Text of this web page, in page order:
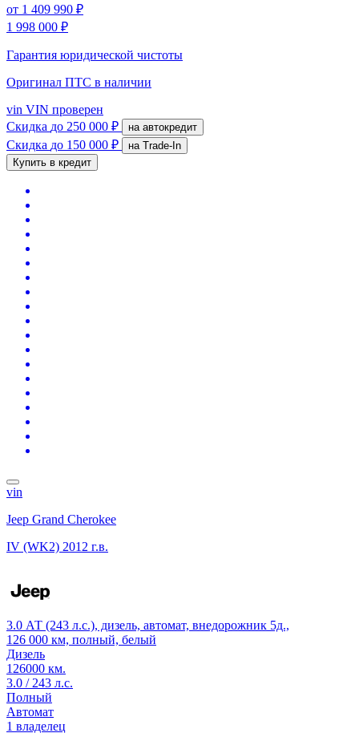
от 1 409 990 ₽
1 998 000 ₽
Гарантия юридической чистоты
Оригинал ПТС в наличии
vin VIN проверен
Скидка до 250 000 ₽ на автокредит
Скидка до 150 000 ₽
на Trade-In
Купить в кредит
vin
Jeep Grand Cherokee
IV (WK2) 2012 г.в.
3.0 АТ (243 л.с.), дизель, автомат, внедорожник 5д.,
126 000 км, полный, белый
Дизель
126000 км.
3.0 / 243 л.с.
Полный
Автомат
1 владелец